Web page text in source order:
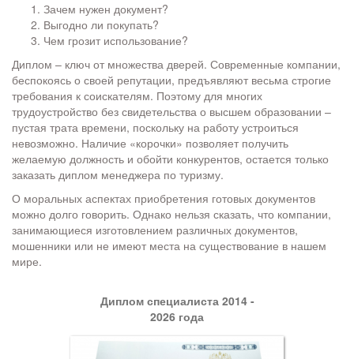
Зачем нужен документ?
Выгодно ли покупать?
Чем грозит использование?
Диплом – ключ от множества дверей. Современные компании,
беспокоясь о своей репутации, предъявляют весьма строгие
требования к соискателям. Поэтому для многих
трудоустройство без свидетельства о высшем образовании –
пустая трата времени, поскольку на работу устроиться
невозможно. Наличие «корочки» позволяет получить
желаемую должность и обойти конкурентов, остается только
заказать диплом менеджера по туризму.
О моральных аспектах приобретения готовых документов
можно долго говорить. Однако нельзя сказать, что компании,
занимающиеся изготовлением различных документов,
мошенники или не имеют места на существование в нашем
мире.
Диплом специалиста 2014 -
2026 года